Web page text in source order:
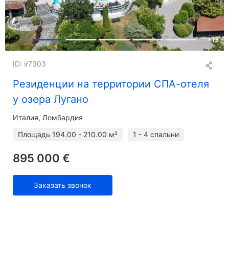
+13
Резиденции на территории СПА-отеля
у озера Лугано
ID: ir7303
Италия, Ломбардия
Площадь 194.00 - 210.00 м² 1 - 4 спальни
895 000 €
Заказать звонок